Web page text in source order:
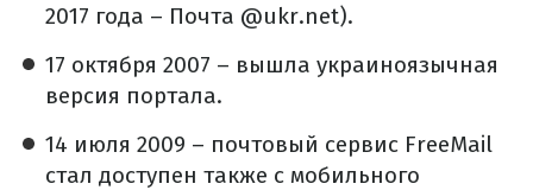
2017 года – Почта @ukr.net).
17 октября 2007 – вышла украиноязычная
версия портала.
14 июля 2009 – почтовый сервис FreeMail
стал доступен также с мобильного